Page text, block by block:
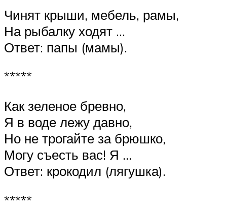
Чинят крыши, мебель, рамы,
На рыбалку ходят …
Ответ: папы (мамы).
*****
Как зеленое бревно,
Я в воде лежу давно,
Но не трогайте за брюшко,
Могу съесть вас! Я …
Ответ: крокодил (лягушка).
*****